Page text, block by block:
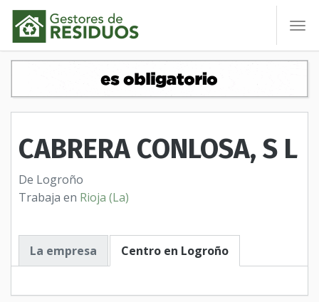
CABRERA CONLOSA, S L
De Logroño
Trabaja en Rioja (La)
La empresa Centro en Logroño